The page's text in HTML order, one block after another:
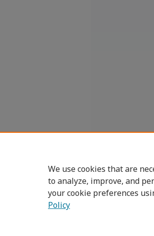
We use cookies that are
to analyze, improve, and
your cookie preferences
Policy